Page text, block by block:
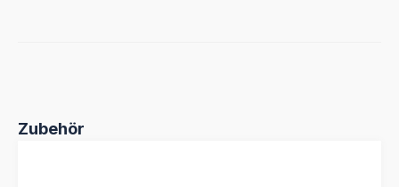
Produktgalerie überspringen
Zubehör